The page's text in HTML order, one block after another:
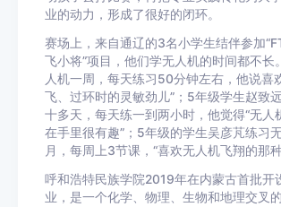
业的动力，形成了很好的闭环。
赛场上，来自通辽的3名小学生结伴参加
飞小将”项目，他们学无人机的时间都不长
人机一周，每天练习50分钟左右，他说喜
飞、过环时的灵敏劲儿”；5年级学生赵致
十多天，每天练一到两小时，他觉得“无人
在手里很有趣”；5年级的学生吴彦芃练习
月，每周上3节课，“喜欢无人机飞翔的那
呼和浩特民族学院2019年在内蒙古首批开
业，是一个化学、物理、生物和地理交叉